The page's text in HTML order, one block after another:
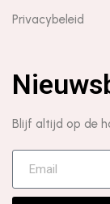
Privacybeleid
Blijf altijd op de